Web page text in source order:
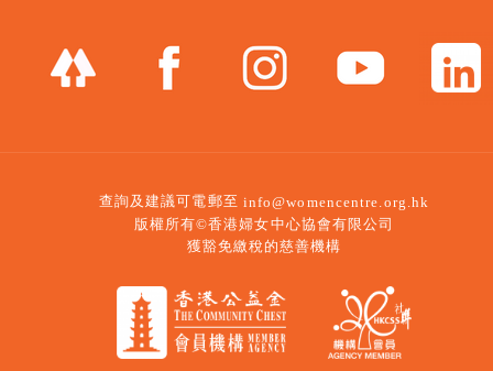
查詢及建議可電郵至 info@womencentre.org.hk
版權所有©香港婦女中心協會有限公司
獲豁免繳稅的慈善機構